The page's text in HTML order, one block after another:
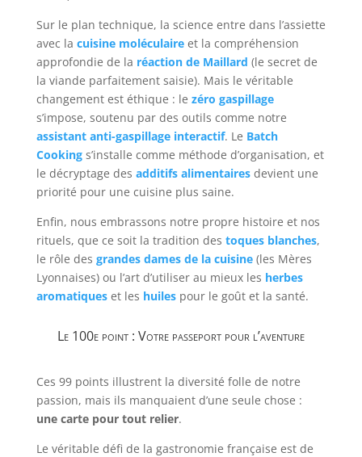
Sur le plan technique, la science entre dans l’assiette
avec la cuisine moléculaireet la compréhension
approfondie de la réaction de Maillard (le secret de
la viande parfaitement saisie). Mais le véritable
changement est éthique : le zéro gaspillage
s’impose, soutenu par des outils comme notre
assistant anti-gaspillage interactif. Le Batch
Cookings’installe comme méthode d’organisation, et
le décryptage des additifs alimentairesdevient une
priorité pour une cuisine plus saine.
Enfin, nous embrassons notre propre histoire et nos
rituels, que ce soit la tradition des toques blanches,
le rôle des grandes dames de la cuisine (les Mères
Lyonnaises) ou l’art d’utiliser au mieux les herbes
aromatiqueset les huilespour le goût et la santé.
Le 100e point : Votre passeport pour l’aventure
Ces 99 points illustrent la diversité folle de notre
passion, mais ils manquaient d’une seule chose :
une carte pour tout relier.
Le véritable défi de la gastronomie française est de